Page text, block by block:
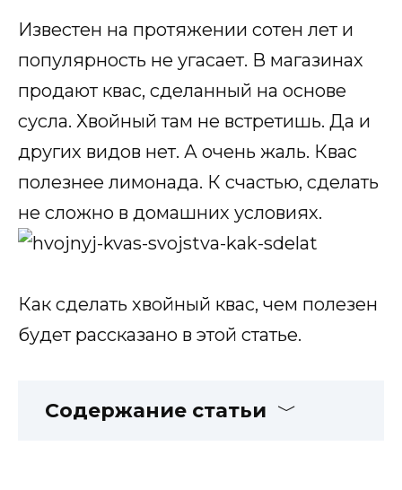
Известен на протяжении сотен лет и
популярность не угасает. В магазинах
продают квас, сделанный на основе
сусла. Хвойный там не встретишь. Да и
других видов нет. А очень жаль. Квас
полезнее лимонада. К счастью, сделать
не сложно в домашних условиях.
Как сделать хвойный квас, чем полезен
будет рассказано в этой статье.
Содержание статьи